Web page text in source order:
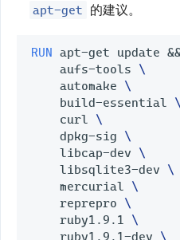
apt-get 的建议。
RUN apt-get update
    aufs-tools
\
    automake
\
    build-essential
\
    curl
\
    dpkg-sig
\
    libcap-dev
\
    libsqlite3-dev
\
    mercurial
\
    reprepro
\
    ruby1.9.1
\
    ruby1.9.1-dev
\